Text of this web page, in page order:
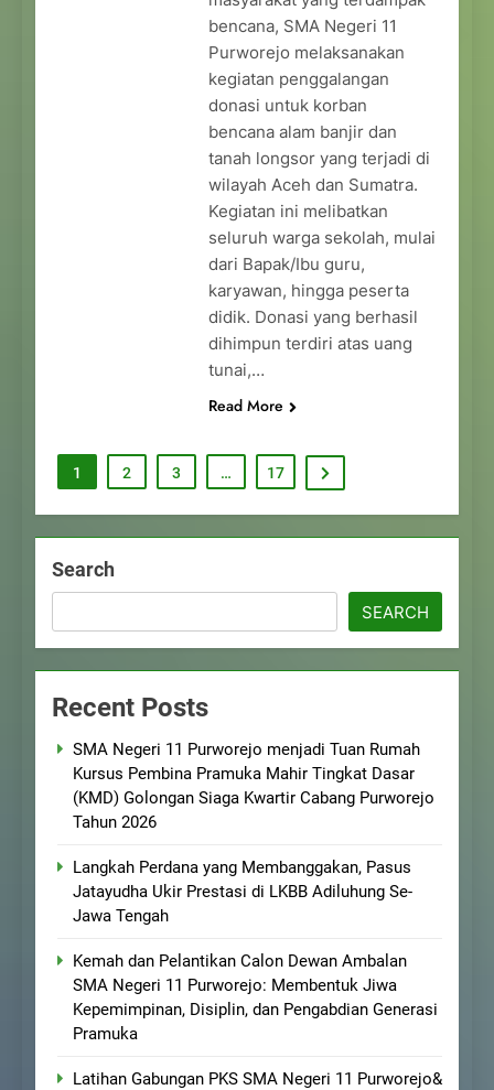
bencana, SMA Negeri 11
Purworejo melaksanakan
kegiatan penggalangan
donasi untuk korban
bencana alam banjir dan
tanah longsor yang terjadi di
wilayah Aceh dan Sumatra.
Kegiatan ini melibatkan
seluruh warga sekolah, mulai
dari Bapak/Ibu guru,
karyawan, hingga peserta
didik. Donasi yang berhasil
dihimpun terdiri atas uang
tunai,…
Read More
1 2 3 … 17
Search
SEARCH
Recent Posts
SMA Negeri 11 Purworejo menjadi Tuan Rumah
Kursus Pembina Pramuka Mahir Tingkat Dasar
(KMD) Golongan Siaga Kwartir Cabang Purworejo
Tahun 2026
Langkah Perdana yang Membanggakan, Pasus
Jatayudha Ukir Prestasi di LKBB Adiluhung Se-
Jawa Tengah
Kemah dan Pelantikan Calon Dewan Ambalan
SMA Negeri 11 Purworejo: Membentuk Jiwa
Kepemimpinan, Disiplin, dan Pengabdian Generasi
Pramuka
Latihan Gabungan PKS SMA Negeri 11 Purworejo&